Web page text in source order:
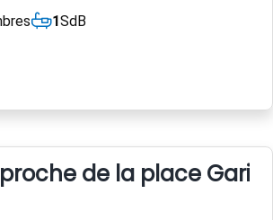
1SdB
de la place